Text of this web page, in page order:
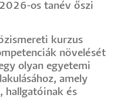
os tanév őszi
kurzus
növelését
olyan egyetemi
amely
hallgatóinak és